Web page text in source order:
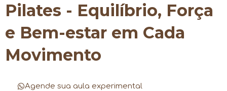
Pilates - Equilíbrio, Força
e Bem-estar em Cada
Movimento
Agende sua aula experimental